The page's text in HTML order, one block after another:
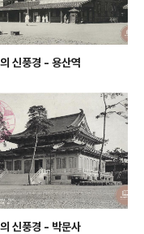
신풍경 - 용산역
신풍경 - 박문사